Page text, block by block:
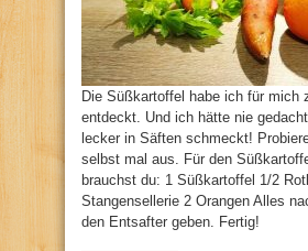
Die Süßkartoffel habe ich für mich
entdeckt. Und ich hätte nie
lecker in Säften schmeckt!
selbst mal aus. Für den
brauchst du: 1 Süßkartoffel 1/2
Stangensellerie 2 Orangen Alles
den Entsafter geben. Fertig!